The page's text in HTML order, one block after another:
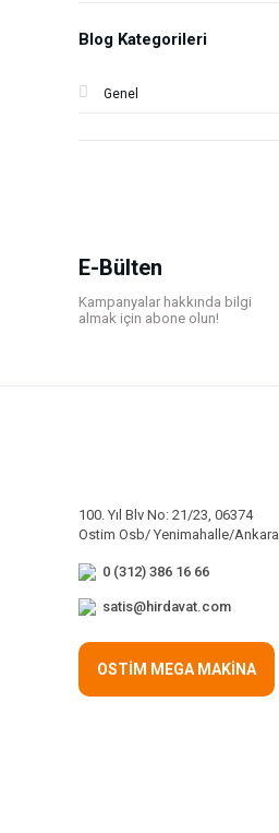
Blog Kategorileri
Genel
E-Bülten
Kampanyalar hakkında bilgi
almak için abone olun!
100. Yıl Blv No: 21/23, 06374
Ostim Osb/ Yenimahalle/Ankara
0 (312) 386 16 66
satis@hirdavat.com
OSTİM MEGA MAKİNA